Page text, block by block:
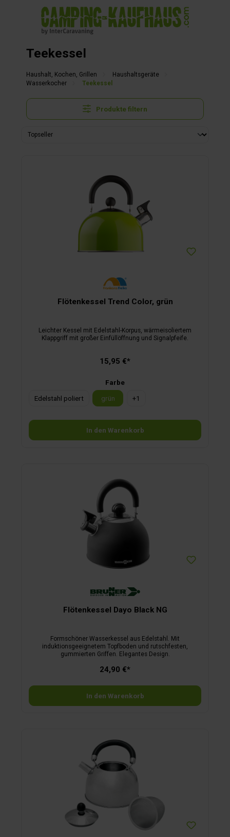
springen
Teekessel
Haushalt, Kochen, Grillen
Haushaltsgeräte
Wasserkocher
Teekessel
Produkte filtern
Flötenkessel Trend Color, grün
Leichter Kessel mit Edelstahl-Korpus, wärmeisoliertem
Klappgriff mit großer Einfüllöffnung und Signalpfeife.
15,95 €*
Farbe
Edelstahl poliert
grün +1
In den Warenkorb
Flötenkessel Dayo Black NG
Formschöner Wasserkessel aus Edelstahl. Mit
induktionsgeeignetem Topfboden und rutschfesten,
gummierten Griffen. Elegantes Design.
24,90 €*
In den Warenkorb